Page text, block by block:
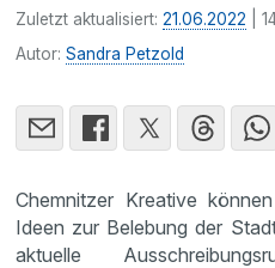
Zuletzt aktualisiert:21.06.2022 |
Autor:Sandra Petzold
Chemnitzer Kreative
Ideen zur Belebung der
aktuelle